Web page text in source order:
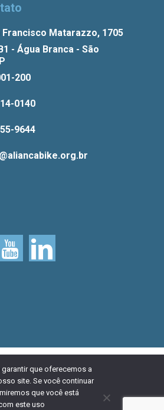
Francisco Matarazzo, 1705
- Água Branca - São
200
0140
9644
Esta obra está licenciada
Commons Atribuição 4.0
porNaçãoDesign
Política de
que oferecemos a
site. Se você continuar
que você está
este uso